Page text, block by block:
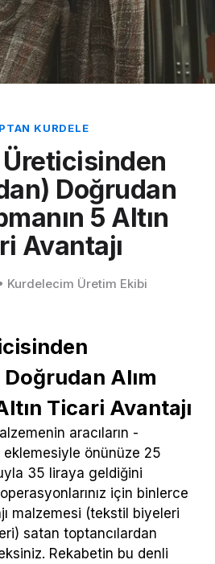
KURDELE
Doğrudan
5 Altın
Avantajı
Kurdelecim Üretim Ekibi
Alım
Ticari Avantajı
aracıların -
eklemesiyle önünüze 25
35 liraya geldiğini
için binlerce
malzemesi (tekstil biyeleri
satan toptancılardan
Rekabetin bu denli